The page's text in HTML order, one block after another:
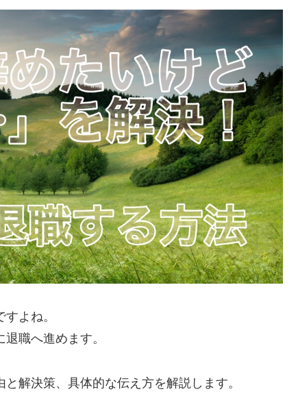
よね。
職へ進めます。
解決策、具体的な伝え方を解説します。